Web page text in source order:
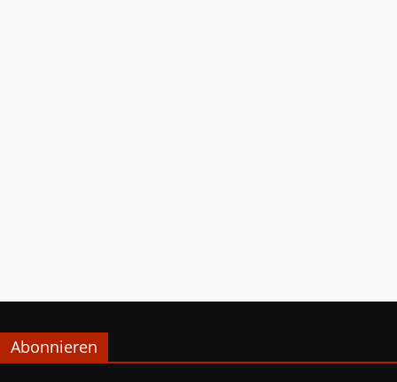
Abonnieren